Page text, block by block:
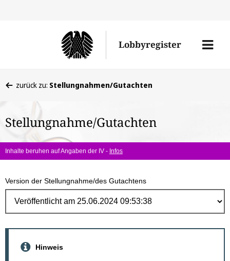
Lobbyregister
Menü
befinden
hier:
zurück zu: Stellungnahmen/Gutachten
Stellungnahme/Gutachten
Inhalte beruhen auf Angaben der IV - Infos
Version der Stellungnahme/des Gutachtens
Hinweis